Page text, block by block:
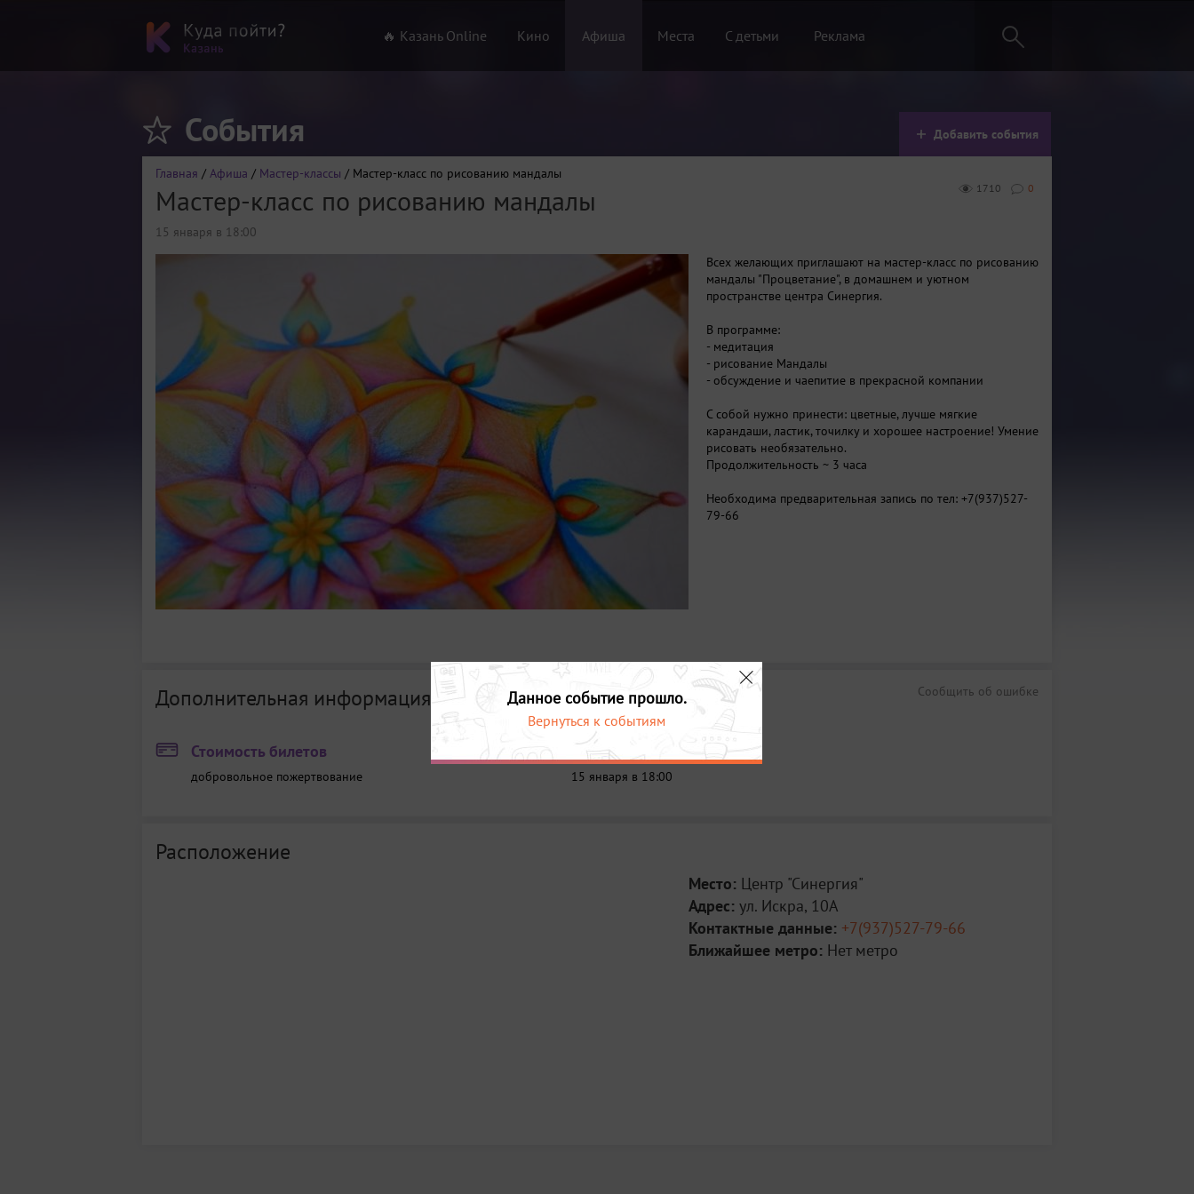
🔥 Казань Online Кино Афиша Места С детьми Реклама
События Добавить события
Главная / Афиша / Мастер-классы / Мастер-класс по рисованию мандалы
0
1710
Мастер-класс по рисованию мандалы
15 января в 18:00
Всех желающих приглашают на мастер-класс по рисованию
мандалы "Процветание", в домашнем и уютном
пространстве центра Синергия.
В программе:
- медитация
- рисование Мандалы
- обсуждение и чаепитие в прекрасной компании
С собой нужно принести: цветные, лучше мягкие
карандаши, ластик, точилку и хорошее настроение! Умение
рисовать необязательно.
Продолжительность ~ 3 часа
Необходима предварительная запись по тел: +7(937)527-
79-66
Сообщить об ошибке
Дополнительная информация
Стоимость билетов
добровольное пожертвование
Дата
15 января в 18:00
Расположение
Место: Центр "Синергия"
Адрес: ул. Искра, 10А
Контактные данные: +7(937)527-79-66
Ближайшее метро: Нет метро
Данное событие прошло.
Вернуться к событиям